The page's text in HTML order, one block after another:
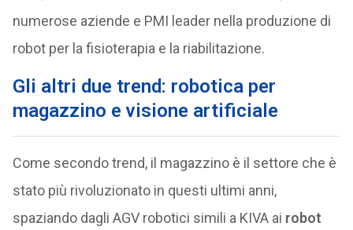
numerose aziende e PMI leader nella produzione di
robot per la fisioterapia e la riabilitazione.
Gli altri due trend: robotica per
magazzino e visione artificiale
Come secondo trend, il magazzino è il settore che è
stato più rivoluzionato in questi ultimi anni,
spaziando dagli AGV robotici simili a KIVA ai robot